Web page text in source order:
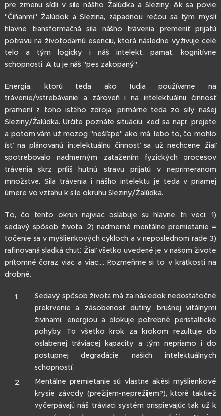
pre zmenu sídli v sile nášho Žalúdka a Sleziny. Ak sa povie
"Číňanmi" Žalúdok a Slezina, západnou rečou sa tým myslí
hlavne transformačná sila nášho trávenia premeniť prijatú
potravu na životodarnú esenciu, ktorá následne vyživuje celé
telo a tým logicky i náš intelekt, pamäť, kognitívne
schopnosti. A tu je náš "pes zakopaný".
Energia, ktorú teda ako ľudia používame na
trávenie/vstrebávanie a zároveň i na intelektuálnu činnosť
pramení z toho istého zdroja, primárne teda zo sily našej
Sleziny/Žalúdka. Určite poznáte situáciu, keď sa napr. prejete
a potom vám už mozog "nešľape" ako má, lebo to, čo mohlo
ísť na plánovanú intelektuálnu činnosť sa už nechcene žiaľ
spotrebovalo nadmerným zaťažením fyzických procesov
trávenia skrz príliš hutnú stravu prijatú v neprimeranom
množstve. Sila trávenia i nášho intelektu je teda v priamej
úmere vo vzťahu k sile okruhu Sleziny/Žalúdka.
To, čo tento okruh najviac oslabuje sú hlavne tri veci: 1)
sedavý spôsob života, 2) nadmerné mentálne premietanie =
točenie sa v myšlienkových cykloch a v neposlednom rade 3)
rafinovaná sladká chuť. Žiaľ všetko uvedené je v našom živote
prítomné čoraz viac a viac.... Rozmeňme si to v krátkosti na
drobné.
Sedavý spôsob života má za následok nedostatočné
prekrvenie a zásobenosť dutiny brušnej vitálnymi
živinami, energiou a blokuje potrebné peristaltické
pohyby. To všetko krok za krokom rezultuje do
oslabenej tráviacej kapacity a tým nepriamo i do
postupnej degradácie našich intelektuálnych
schopností.
Mentálne premietanie sú vlastne akési myšlienkové
krysie závody (prežijem-neprežijem?), ktoré taktiež
vyčerpávajú náš tráviaci systém prispievajúc tak už k